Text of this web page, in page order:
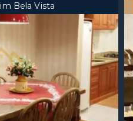
Bela Vista